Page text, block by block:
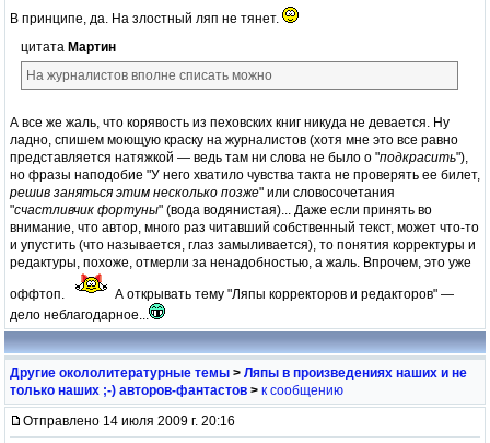
В принципе, да. На злостный ляп не тянет.
цитата Мартин
На журналистов вполне списать можно
А все же жаль, что корявость из пеховских книг никуда не девается. Ну
ладно, спишем моющую краску на журналистов (хотя мне это все равно
представляется натяжкой — ведь там ни слова не было о "подкрасить"),
но фразы наподобие "У него хватило чувства такта не проверять ее билет,
решив заняться этим несколько позже" или словосочетания
"счастливчик фортуны" (вода водянистая)... Даже если принять во
внимание, что автор, много раз читавший собственный текст, может что-то
и упустить (что называется, глаз замыливается), то понятия корректуры и
редактуры, похоже, отмерли за ненадобностью, а жаль. Впрочем, это уже
оффтоп.
А открывать тему "Ляпы корректоров и редакторов" —
дело неблагодарное...
Другие окололитературные темы > Ляпы в произведениях наших и не
только наших ;-) авторов-фантастов > к сообщению
Отправлено 14 июля 2009 г. 20:16